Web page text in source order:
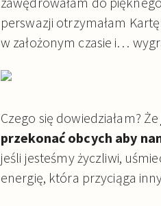
perswazji otrzymałam
w założonym czasie i…
Czego się dowiedziałam? Że
przekonać obcych aby
jeśli jesteśmy życzliwi,
energię, która przyciąga